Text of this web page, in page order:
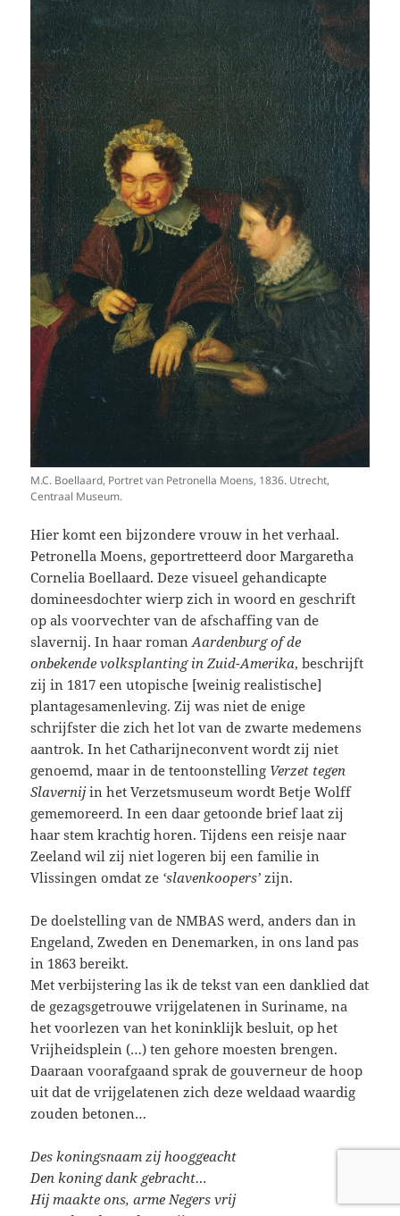
M.C. Boellaard, Portret van Petronella Moens, 1836. Utrecht,
Centraal Museum.
Hier komt een bijzondere vrouw in het verhaal.
Petronella Moens, geportretteerd door Margaretha
Cornelia Boellaard. Deze visueel gehandicapte
domineesdochter wierp zich in woord en geschrift
op als voorvechter van de afschaffing van de
slavernij. In haar romanAardenburg of de
onbekende volksplanting in Zuid-Amerika, beschrijft
zij in 1817 een utopische [weinig realistische]
plantagesamenleving. Zij was niet de enige
schrijfster die zich het lot van de zwarte medemens
aantrok. In het Catharijneconvent wordt zij niet
genoemd, maar in de tentoonstelling Verzet tegen
Slavernijin het Verzetsmuseum wordt Betje Wolff
gememoreerd. In een daar getoonde brief laat zij
haar stem krachtig horen. Tijdens een reisje naar
Zeeland wil zij niet logeren bij een familie in
Vlissingen omdat ze ‘slavenkoopers’zijn.
De doelstelling van de NMBAS werd, anders dan in
Engeland, Zweden en Denemarken, in ons land pas
in 1863 bereikt.
Met verbijstering las ik de tekst van een danklied dat
de gezagsgetrouwe vrijgelatenen in Suriname, na
het voorlezen van het koninklijk besluit, op het
Vrijheidsplein (…) ten gehore moesten brengen.
Daaraan voorafgaand sprak de gouverneur de hoop
uit dat de vrijgelatenen zich deze weldaad waardig
zouden betonen…
Des koningsnaam zij hooggeacht
Den koning dank gebracht…
Hij maakte ons, arme Negers vrij